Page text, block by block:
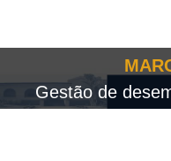
Gestão de